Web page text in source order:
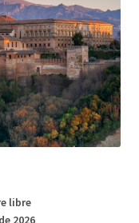
libre
2026